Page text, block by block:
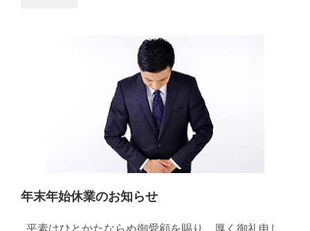
年末年始休業のお知らせ
平素はひとかたならぬ御愛顧を賜り、厚く御礼申し